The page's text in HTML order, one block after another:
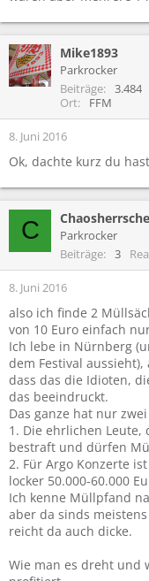
Mike1893
Parkrocker
Beiträge
3.484
Ort
FFM
8. Juni 2016
Ok, dachte kurz du
C
Parkrocker
Beiträge
3
8. Juni 2016
also ich finde 2
von 10 Euro einfach
Ich lebe in Nürnberg
dem Festival
dass das die Idioten,
das beeindruckt.
Das ganze hat nur
1. Die ehrlichen
bestraft und dürfen
2. Für Argo Konzerte
locker 50.000-60.000
Ich kenne Müllpfand
aber da sinds
reicht da auch dicke.
Wie man es dreht und